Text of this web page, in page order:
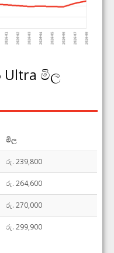
Ultra මිල
මිල
රු. 239,800
රු. 264,600
රු. 270,000
රු. 299,900